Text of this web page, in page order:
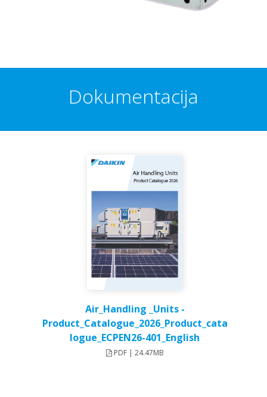
Dokumentacija
Air_Handling _Units -
Product_Catalogue_2026_Product_cata
logue_ECPEN26-401_English
PDF | 24.47MB